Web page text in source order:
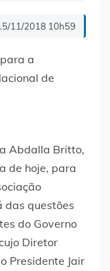
11/2018 10h59
Abdalla Britto,
de hoje, para
das questões
do Governo
Diretor
Presidente Jair